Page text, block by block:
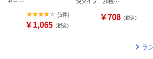
(5件)
￥1,065 （税込）
￥708 （税込）
ラ